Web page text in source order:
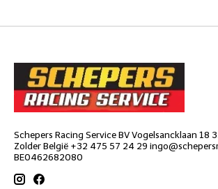
Schepers Racing Service BV Vogelsancklaan 18
Zolder België +32 475 57 24 29
BE0462682080